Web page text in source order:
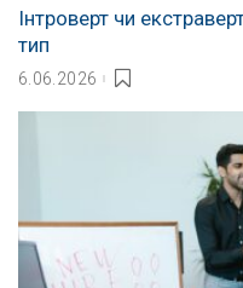
Інтроверт чи
тип
6.06.2026